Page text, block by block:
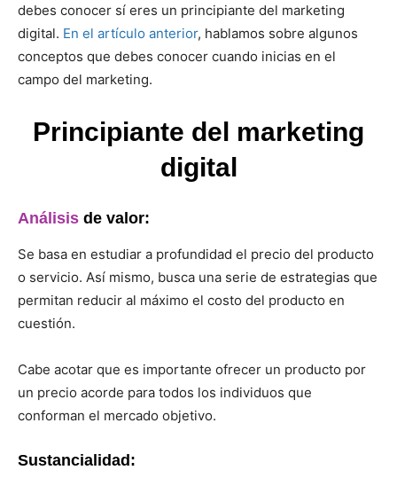
debes conocer sí eres un principiante del marketing
digital. En el artículo anterior, hablamos sobre algunos
conceptos que debes conocer cuando inicias en el
campo del marketing.
Principiante del marketing
digital
Análisis de valor:
Se basa en estudiar a profundidad el precio del producto
o servicio. Así mismo, busca una serie de estrategias que
permitan reducir al máximo el costo del producto en
cuestión.
Cabe acotar que es importante ofrecer un producto por
un precio acorde para todos los individuos que
conforman el mercado objetivo.
Sustancialidad: